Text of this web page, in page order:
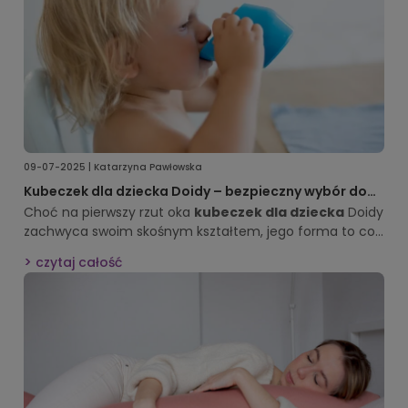
09-07-2025 | Katarzyna Pawłowska
Kubeczek dla dziecka Doidy – bezpieczny wybór do
nauki samodzielnego picia
Choć na pierwszy rzut oka kubeczek dla dziecka Doidy
zachwyca swoim skośnym kształtem, jego forma to coś
specyficznie pochylonemu brzegowi maluch uczy się
karmienia piersią lub butelką na picie z otwartego
czytaj całość